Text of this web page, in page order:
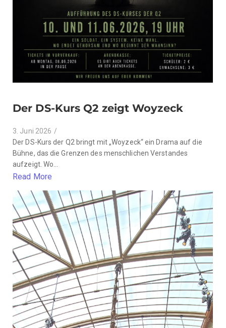
Der DS-Kurs Q2 zeigt Woyzeck
3. Juni 2026 /
Der DS-Kurs der Q2 bringt mit „Woyzeck“ ein Drama auf die
Bühne, das die Grenzen des menschlichen Verstandes
aufzeigt. Wo...
Read More